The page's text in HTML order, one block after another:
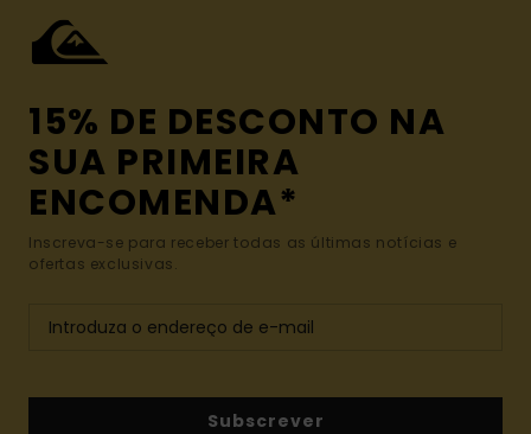
15% DE DESCONTO NA
SUA PRIMEIRA
ENCOMENDA*
Inscreva-se para receber todas as últimas notícias e
ofertas exclusivas.
Subscrever